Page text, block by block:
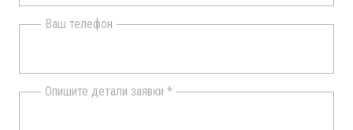
Ваш телефон
Опишите детали заявки *